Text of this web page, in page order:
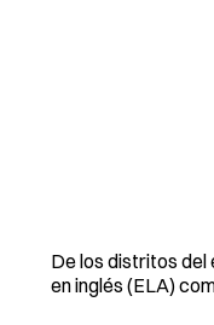
De los distritos del
en inglés (ELA)